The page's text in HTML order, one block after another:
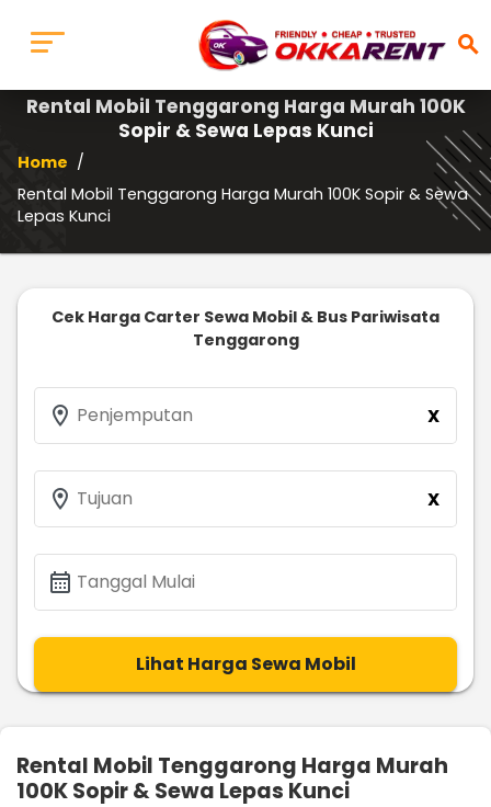
search
Rental Mobil Tenggarong Harga Murah 100K
Sopir & Sewa Lepas Kunci
Home /
Rental Mobil Tenggarong Harga Murah 100K Sopir & Sewa
Lepas Kunci
Cek Harga Carter Sewa Mobil & Bus Pariwisata
Tenggarong
location_on Penjemputan X
location_on Tujuan X
calendar_month Tanggal Mulai
Lihat Harga Sewa Mobil
Rental Mobil Tenggarong Harga Murah
100K Sopir & Sewa Lepas Kunci